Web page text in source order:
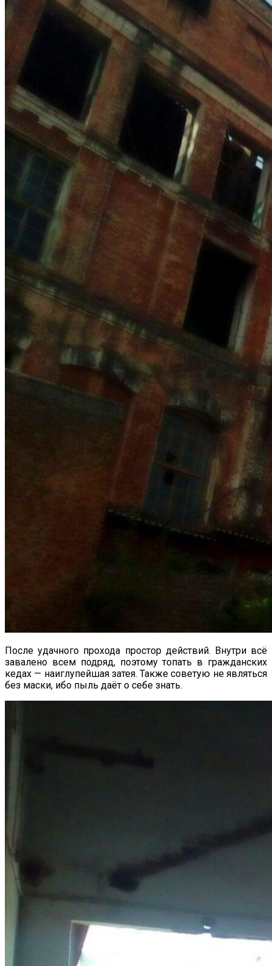
После удачного прохода простор действий. Внутри всё
завалено всем подряд, поэтому топать в гражданских
кедах — наиглупейшая затея. Также советую не являться
без маски, ибо пыль даёт о себе знать.